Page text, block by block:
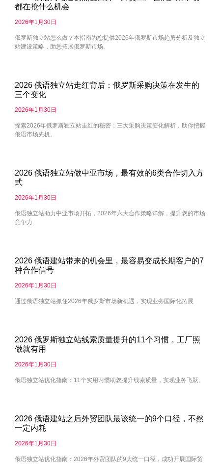
都在抢什么机会
2026年1月30日
俄罗斯独立站怎么做？本指南为您提供2026年俄罗斯市场趋势分析及独立
站建设策略，助您拓展俄罗斯市场。
2026 俄语独立站走红背后：俄罗斯采购决策在发生的
三个变化
2026年1月30日
探索2026年俄罗斯独立站走红的秘密：三大采购决策变化解析，助你把握
俄语市场先机。
2026 俄语独立站做中亚市场，最有效的6类合作切入方
式
2026年1月30日
俄语独立站助力中亚市场开拓，2026年六大合作策略详解，提升您的市场
竞争力.
2026 俄语建站带来的机会里，最容易变成长期客户的7
种合作信号
2026年1月30日
通过俄语独立站抓住2026年俄罗斯市场新机遇，实现业务国际化拓展
2026 俄罗斯独立站线索质量提升的11个习惯，工厂照
做就有用
2026年1月30日
俄语独立站优化指南：11个实用习惯助您提升线索质量，实现业务飞跃。
2026 俄语建站之后外贸团队最该统一的9个口径，不然
一定内耗
2026年1月30日
俄语独立站优化指南：2026年外贸团队的9大统一口径，成功开展国际贸